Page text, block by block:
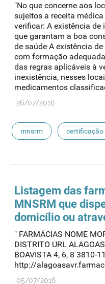
"No que concerne aos
sujeitos a receita
verificar: A existência
que garantam a boa
de saúde A existência
com formação
das regras aplicáveis à
inexistência, nesses
medicamentos
26/07/2016
mnsrm certificação
Listagem das
MNSRM que
domicílio ou
" FARMÁCIAS NOME
DISTRITO URL
BOAVISTA 4, 6, 8 3810-
http://
05/07/2016